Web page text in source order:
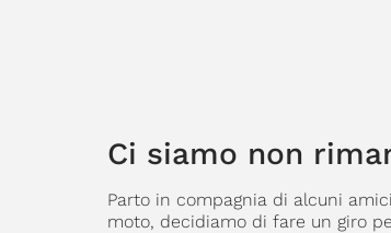
Ci siamo non
Parto in compagnia di alcuni
moto, decidiamo di fare un giro